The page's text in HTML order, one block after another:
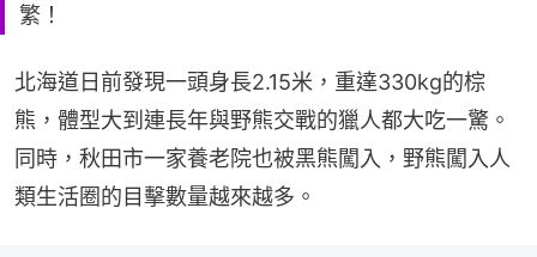
繁！
北海道日前發現一頭身長2.15米，重達330kg的棕
熊，體型大到連長年與野熊交戰的獵人都大吃一驚。
同時，秋田市一家養老院也被黑熊闖入，野熊闖入人
類生活圈的目擊數量越來越多。